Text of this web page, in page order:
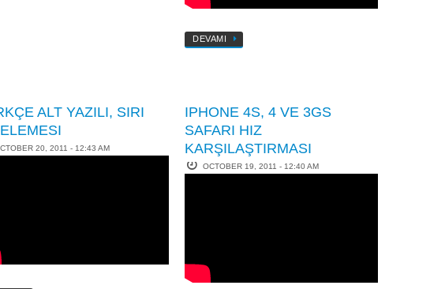
DEVAMI
ALT YAZILI, SIRI
20, 2011 - 12:43 AM
IPHONE 4S, 4 VE 3GS
SAFARI HIZ
KARŞILAŞTIRMASI
OCTOBER 19, 2011 - 12:40 AM